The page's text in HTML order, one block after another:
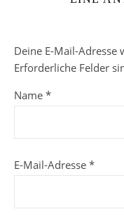
Deine E-Mail-
Erforderliche Felder
Name *
E-Mail-Adresse *